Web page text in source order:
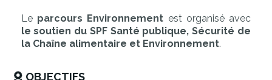
Le parcours Environnement est organisé avec
le soutien du SPF Santé publique, Sécurité de
la Chaîne alimentaire et Environnement.
OBJECTIFS